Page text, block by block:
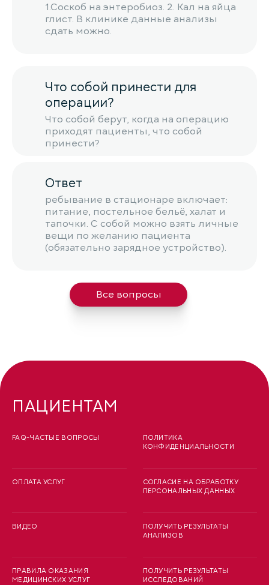
Все вопросы
1.Соскоб на энтеробиоз. 2. Кал на яйца
глист. В клинике данные анализы
сдать можно.
Что собой принести для
операции?
Что собой берут, когда на операцию
приходят пациенты, что собой
принести?
Ответ
ребывание в стационаре включает:
питание, постельное бельё, халат и
тапочки. С собой можно взять личные
вещи по желанию пациента
(обязательно зарядное устройство).
ПАЦИЕНТАМ
FAQ-ЧАСТЫЕ ВОПРОСЫ
ОПЛАТА УСЛУГ
ВИДЕО
ПРАВИЛА ОКАЗАНИЯ
МЕДИЦИНСКИХ УСЛУГ
ПОЛИТИКА
КОНФИДЕНЦИАЛЬНОСТИ
СОГЛАСИЕ НА ОБРАБОТКУ
ПЕРСОНАЛЬНЫХ ДАННЫХ
ПОЛУЧИТЬ РЕЗУЛЬТАТЫ
АНАЛИЗОВ
ПОЛУЧИТЬ РЕЗУЛЬТАТЫ
ИССЛЕДОВАНИЙ